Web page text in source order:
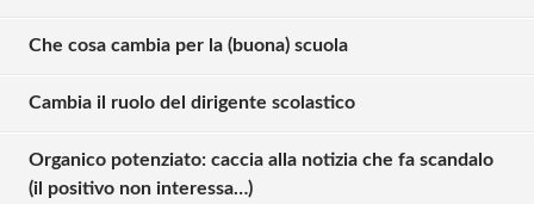
Che cosa cambia per la (buona) scuola
Cambia il ruolo del dirigente scolastico
Organico potenziato: caccia alla notizia che fa scandalo
(il positivo non interessa…)